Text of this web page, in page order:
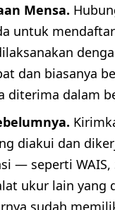
Mensa.
untuk
dan biasanya
diterima dalam
diakui dan
— seperti WAIS,
ukur lain yang